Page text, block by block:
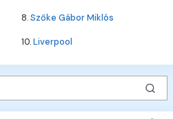
8.Szőke Gábor Miklós
10.Liverpool